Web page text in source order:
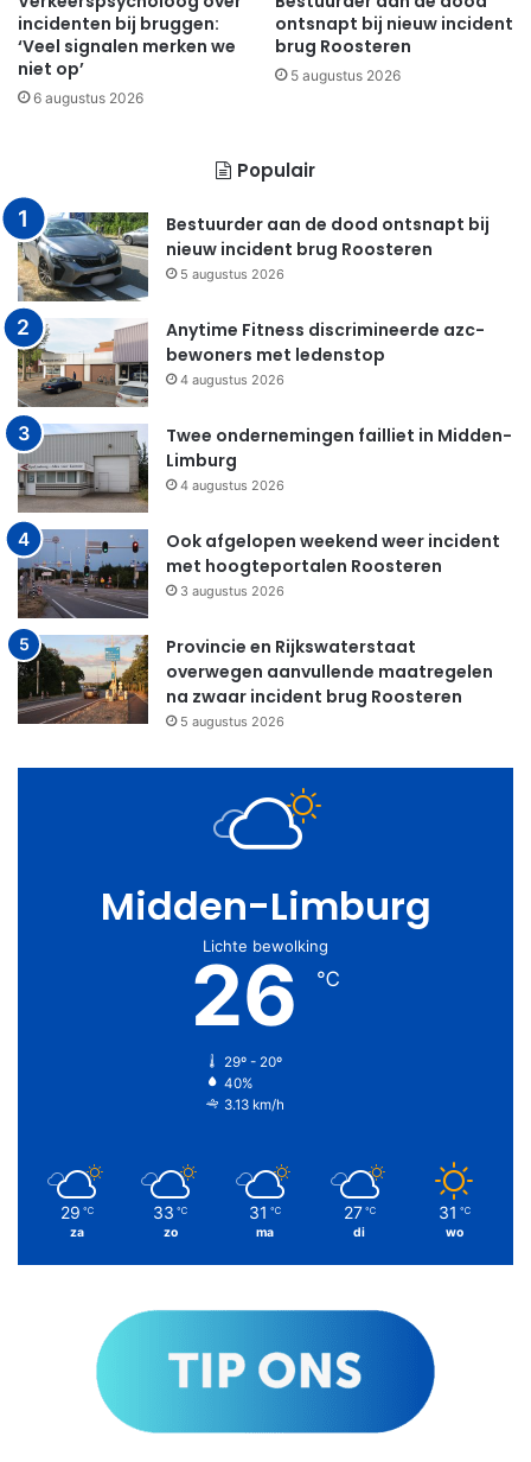
incidenten bij bruggen:
‘Veel signalen merken we
niet op’
6 augustus 2026
ontsnapt bij nieuw incident
brug Roosteren
5 augustus 2026
Populair
Bestuurder aan de dood ontsnapt bij
nieuw incident brug Roosteren
5 augustus 2026
Anytime Fitness discrimineerde azc-
bewoners met ledenstop
4 augustus 2026
Twee ondernemingen failliet in Midden-
Limburg
4 augustus 2026
Ook afgelopen weekend weer incident
met hoogteportalen Roosteren
3 augustus 2026
Provincie en Rijkswaterstaat
overwegen aanvullende maatregelen
na zwaar incident brug Roosteren
5 augustus 2026
Midden-Limburg
Lichte bewolking
26 ℃
29º - 20º
40%
3.13 km/h
29 ℃
za
33 ℃
zo
31 ℃
ma
27 ℃
di
31 ℃
wo